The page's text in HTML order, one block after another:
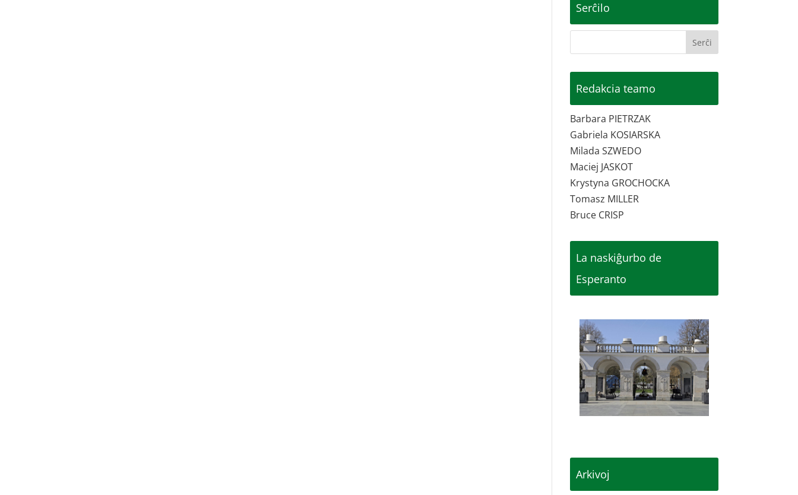
Serĉilo
Redakcia teamo
Barbara PIETRZAK
Gabriela KOSIARSKA
Milada SZWEDO
Maciej JASKOT
Krystyna GROCHOCKA
Tomasz MILLER
Bruce CRISP
La naskiĝurbo de
Esperanto
Arkivoj